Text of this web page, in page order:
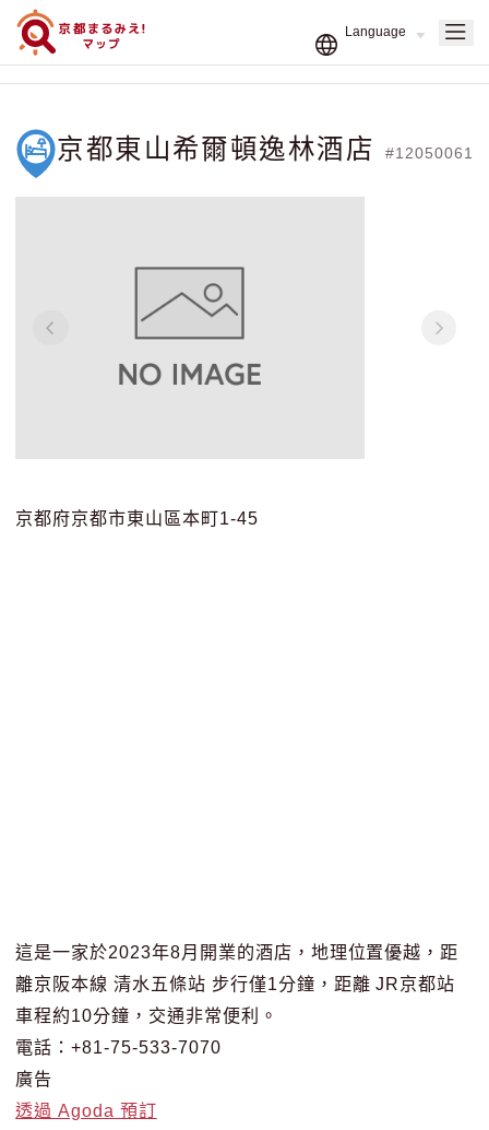
京都東山希爾頓逸林酒店 #12050061
京都府京都市東山區本町1-45
這是一家於2023年8月開業的酒店，地理位置優越，距
離京阪本線 清水五條站 步行僅1分鐘，距離 JR京都站
車程約10分鐘，交通非常便利。
電話：+81-75-533-7070
廣告
透過 Agoda 預訂